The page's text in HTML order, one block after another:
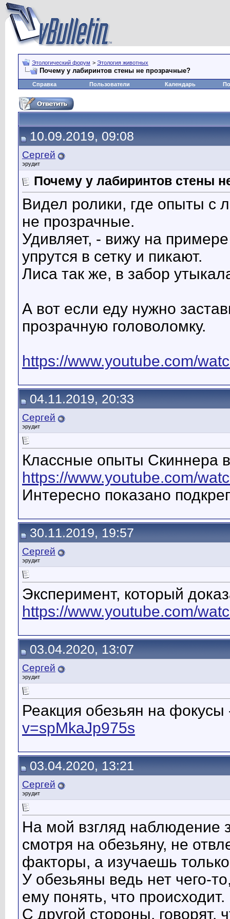
Этологический форум > Этология животных
Почему у лабиринтов стены не прозрачные?
Справка Пользователи Календарь
10.09.2019, 09:08
Сергей
эрудит
Почему у лабиринтов стены
Видел ролики, где опыты с
не прозрачные.
Удивляет, - вижу на
упрутся в сетку и пикают.
Лиса так же, в забор
А вот если еду нужно
прозрачную головоломку.
https://www.youtube.com/
04.11.2019, 20:33
Сергей
эрудит
Классные опыты Скиннера
https://www.youtube.com/
Интересно показано
30.11.2019, 19:57
Сергей
эрудит
Эксперимент, который
https://www.youtube.com/
03.04.2020, 13:07
Сергей
эрудит
Реакция обезьян на
v=spMkaJp975s
03.04.2020, 13:21
Сергей
эрудит
На мой взгляд наблюдение
смотря на обезьяну, не
факторы, а изучаешь
У обезьяны ведь нет чего-
ему понять, что происходит.
С другой стороны, говорят,